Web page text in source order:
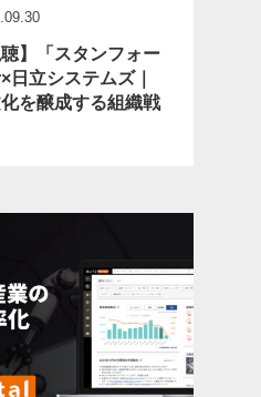
聴】「スタンフォー
日立システムズ｜
を醸成する組織戦